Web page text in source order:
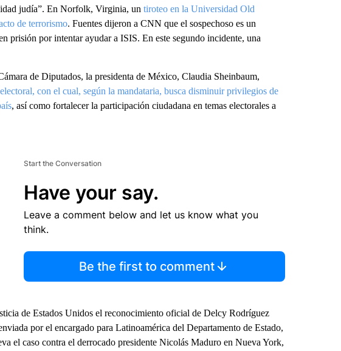
judía”. En Norfolk, Virginia, un tiroteo en la Universidad Old
de terrorismo. Fuentes dijeron a CNN que el sospechoso es un
prisión por intentar ayudar a ISIS. En este segundo incidente, una
de Diputados, la presidenta de México, Claudia Sheinbaum,
con el cual, según la mandataria, busca disminuir privilegios de
, así como fortalecer la participación ciudadana en temas electorales a
Start the Conversation
Have your say.
Leave a comment below and let us know what you
think.
Be the first to comment
de Estados Unidos el reconocimiento oficial de Delcy Rodríguez
por el encargado para Latinoamérica del Departamento de Estado,
el caso contra el derrocado presidente Nicolás Maduro en Nueva York,